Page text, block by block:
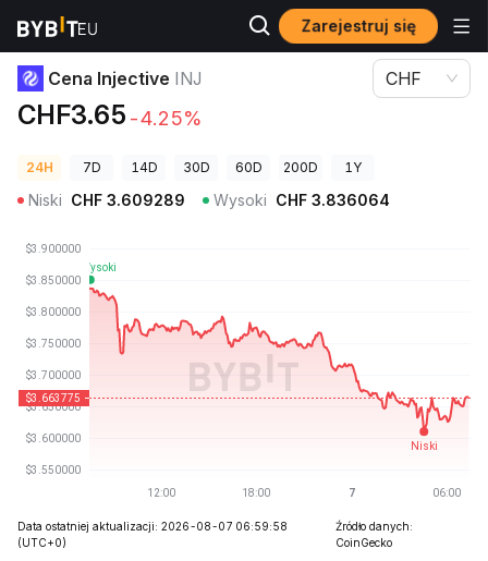
Zarejestruj się
Ceny kryptowalut Cena Injective INJ
Cena Injective INJ
CHF3.65 -4.25%
CHF
24H 7D 14D 30D 60D 200D 1Y
Niski CHF 3.609289 Wysoki CHF 3.836064
Data ostatniej aktualizacji: 2026-08-07 06:59:58
(UTC+0)
Źródło danych:
CoinGecko